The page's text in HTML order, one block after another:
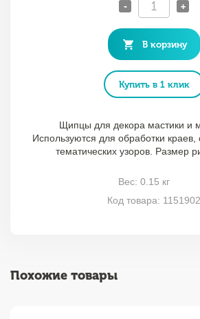
- +
В корзину
Купить в 1 клик
Щипцы для декора мастики и
Используются для обработки краев,
тематических узоров. Размер
Вес: 0.15 кг
Код товара: 1151902
Похожие товары